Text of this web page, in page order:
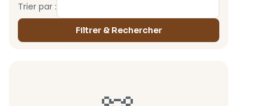
Filtrer & Rechercher
Trier par :